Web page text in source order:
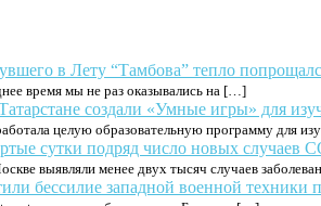
в Лету “Тамбова” тепло
время мы не раз оказывались на […]
создали «Умные игры» для
целую образовательную программу для
сутки подряд число новых случаев
выявляли менее двух тысяч случаев
бессилие западной военной техники